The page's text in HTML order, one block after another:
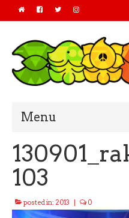
Menu
Home
2019
2018
103
posted in: 2013 0